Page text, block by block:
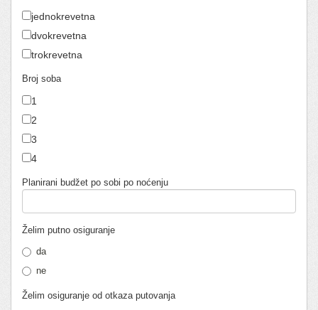
jednokrevetna
dvokrevetna
trokrevetna
Broj soba
1
2
3
4
Planirani budžet po sobi po noćenju
Želim putno osiguranje
da
ne
Želim osiguranje od otkaza putovanja